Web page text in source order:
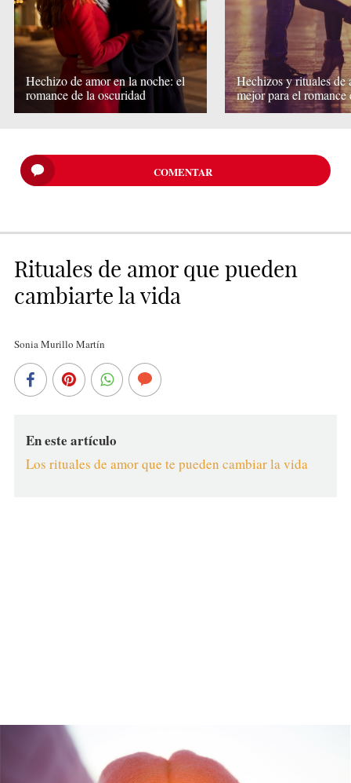
Hechizo de amor en la noche: el
romance de la oscuridad
Hechizos y rituales de
mejor para el romance
COMENTAR
Rituales de amor que pueden
cambiarte la vida
Sonia Murillo Martín
En este artículo
Los rituales de amor que te pueden cambiar la vida